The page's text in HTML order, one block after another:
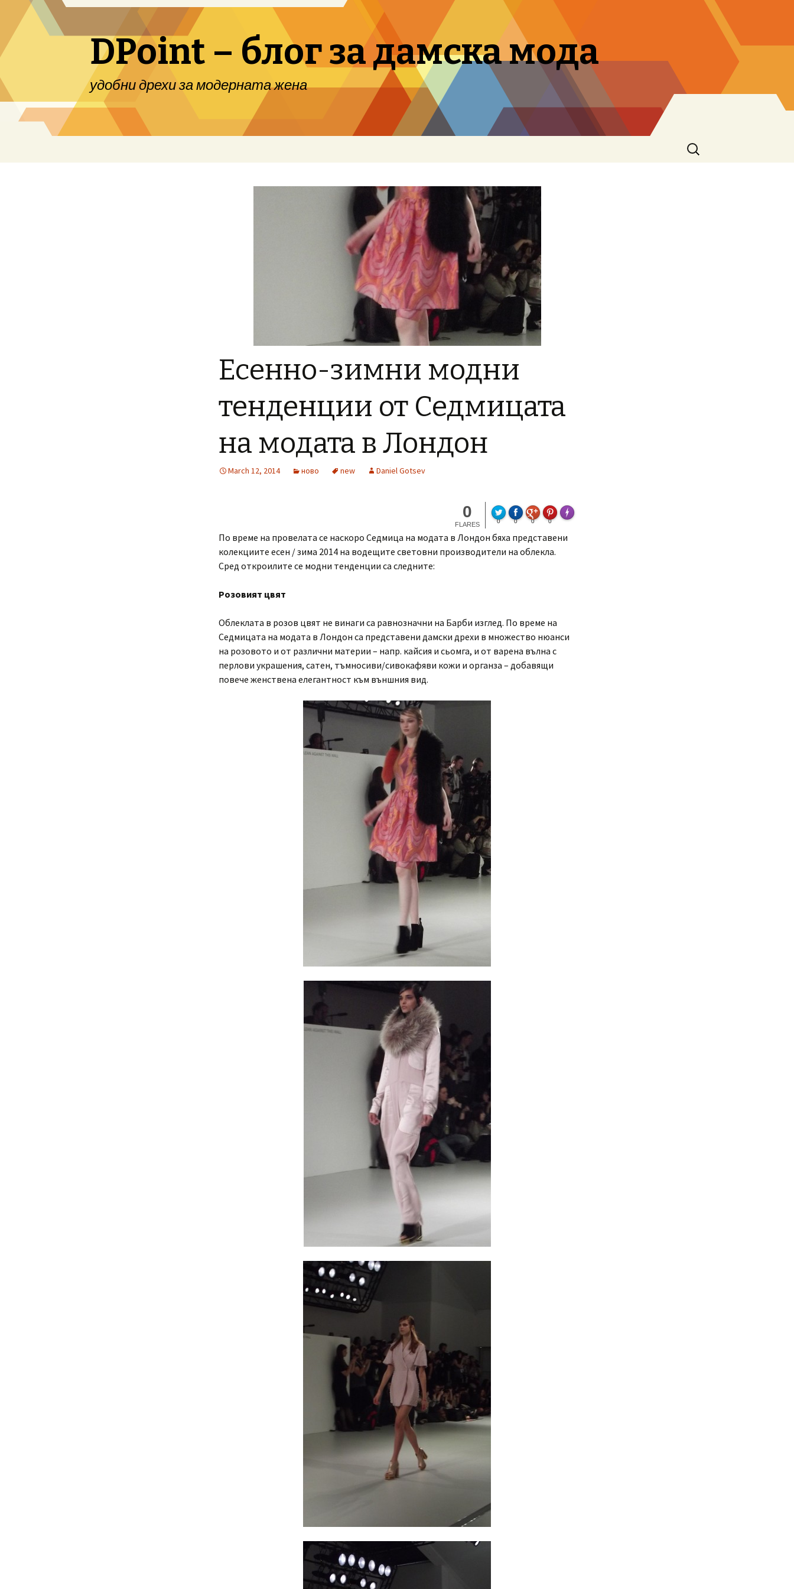
DPoint – блог за дамска мода
удобни дрехи за модерната жена
Search
for:
Есенно-зимни модни
тенденции от Седмицата
на модата в Лондон
March 12, 2014 ново new Daniel Gotsev
0
FLARES 0 0 0 0
Made with
По време на провелата се наскоро Седмица на модата в Лондон бяха представени
колекциите есен / зима 2014 на водещите световни производители на облекла.
Сред откроилите се модни тенденции са следните:
Розовият цвят
Облеклата в розов цвят не винаги са равнозначни на Барби изглед. По време на
Седмицата на модата в Лондон са представени дамски дрехи в множество нюанси
на розовото и от различни материи – напр. кайсия и сьомга, и от варена вълна с
перлови украшения, сатен, тъмносиви/сивокафяви кожи и органза – добавящи
повече женствена елегантност към външния вид.